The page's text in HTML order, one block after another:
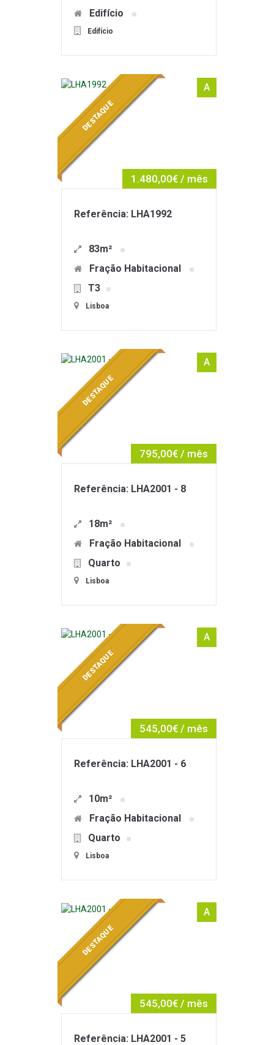
Edifício
Edifício
A
1.480,00€ / mês
DESTAQUE
Referência: LHA1992
83m²
Fração Habitacional
T3
Lisboa
A
795,00€ / mês
DESTAQUE
Referência: LHA2001 - 8
18m²
Fração Habitacional
Quarto
Lisboa
A
545,00€ / mês
DESTAQUE
Referência: LHA2001 - 6
10m²
Fração Habitacional
Quarto
Lisboa
A
545,00€ / mês
DESTAQUE
Referência: LHA2001 - 5